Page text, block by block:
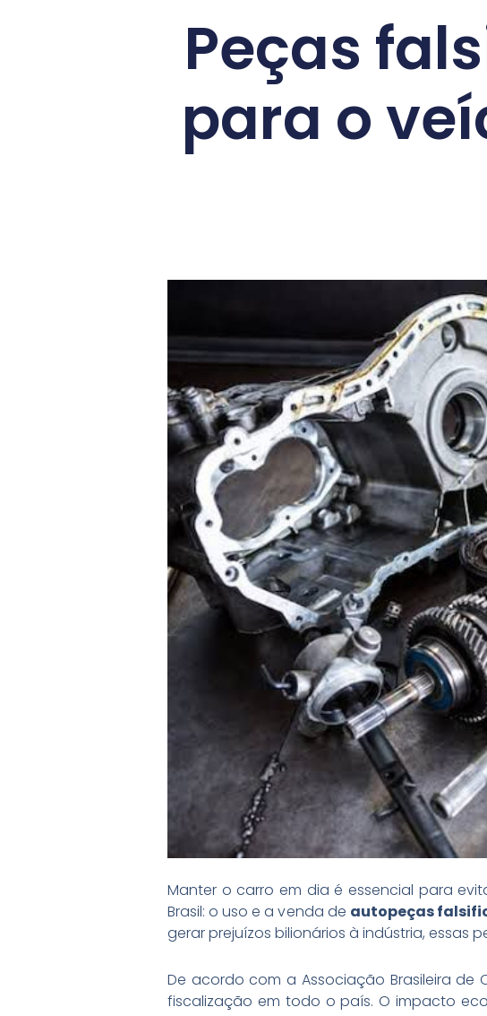
Peças
para o
Manter o carro em dia é essencial para
Brasil: o uso e a venda de autopeças
gerar prejuízos bilionários à indústria,
De acordo com a Associação Brasileira de
fiscalização em todo o país. O impacto